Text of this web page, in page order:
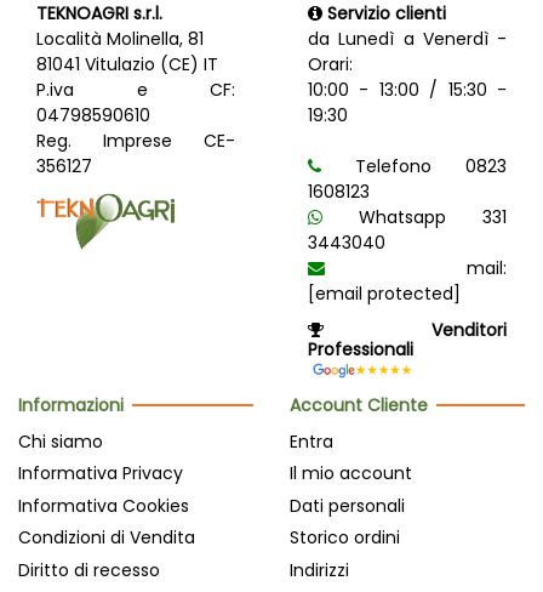
TEKNOAGRI s.r.l.
Località Molinella, 81
81041 Vitulazio (CE) IT
P.iva e CF:
04798590610
Reg. Imprese CE-
356127
Servizio clienti
da Lunedì a Venerdì -
Orari:
10:00 - 13:00 / 15:30 -
19:30
Telefono 0823
1608123
Whatsapp 331
3443040
mail:
[email protected]
Venditori
Professionali
Informazioni
Chi siamo
Informativa Privacy
Informativa Cookies
Condizioni di Vendita
Diritto di recesso
Account Cliente
Entra
Il mio account
Dati personali
Storico ordini
Indirizzi